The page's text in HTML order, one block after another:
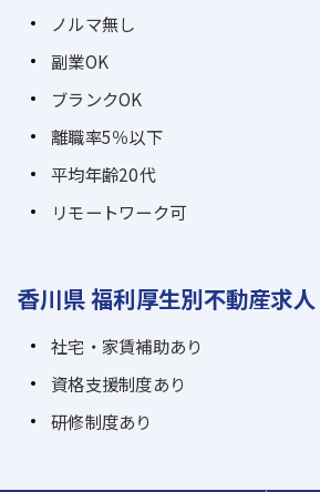
ノルマ無し
副業OK
ブランクOK
離職率5％以下
平均年齢20代
リモートワーク可
香川県 福利厚生別不動産求人
社宅・家賃補助あり
資格支援制度あり
研修制度あり